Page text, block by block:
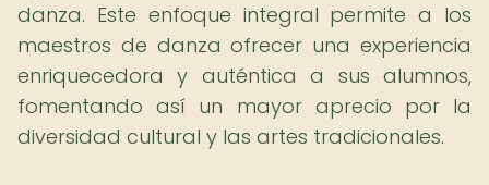
danza. Este enfoque integral permite a los
maestros de danza ofrecer una experiencia
enriquecedora y auténtica a sus alumnos,
fomentando así un mayor aprecio por la
diversidad cultural y las artes tradicionales.